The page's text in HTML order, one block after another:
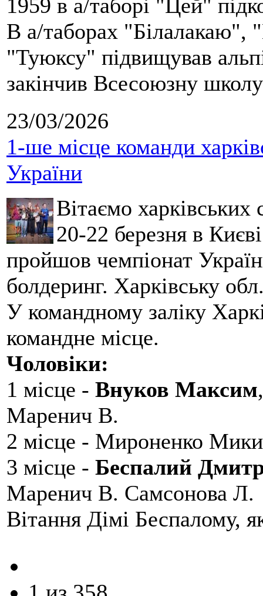
1959 в а/таборі "Цей"
В а/таборах "Білалакаю",
"Туюксу" підвищував
закінчив Всесоюзну
23/03/2026
1-ше місце команди
України
Вітаємо
20-22 березня в
пройшов чемпіонат
болдеринг. Харківську
У командному заліку
командне місце.
Чоловіки:
1 місце - Внуков Максим
Маренич В.
2 місце - Мироненко
3 місце - Беспалий
Маренич В. Самсонова Л.
Вітання Дімі Беспалому,